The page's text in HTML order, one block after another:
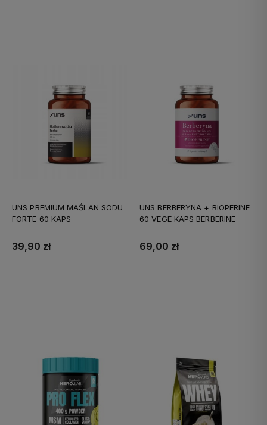
UNS PREMIUM MAŚLAN SODU
FORTE 60 KAPS
39,90 zł
UNS BERBERYNA + BIOPERINE
60 VEGE KAPS BERBERINE
69,00 zł